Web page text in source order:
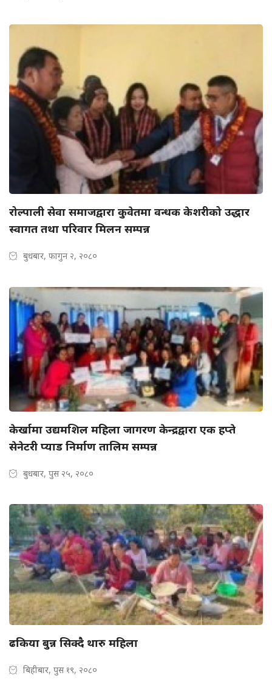
रोल्पाली सेवा समाजद्वारा कुवेतमा वन्धक केशरीको उद्धार
स्वागत तथा परिवार मिलन सम्पन्न
बुधबार, फागुन २, २०८०
केर्खामा उद्यमशिल महिला जागरण केन्द्रद्वारा एक हप्ते
सेनेटरी प्याड निर्माण तालिम सम्पन्न
बुधबार, पुस २५, २०८०
ढकिया बुन्न सिक्दै थारु महिला
बिहीबार, पुस १९, २०८०